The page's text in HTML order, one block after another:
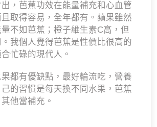
，芭蕉功效在能量補充和心血管
取得容易，全年都有。蘋果雖然
不如芭蕉；橙子維生素C高，但
我個人覺得芭蕉是性價比很高的
忙碌的現代人。
都有優缺點，最好輪流吃，營養
的習慣是每天換不同水果，芭蕉
他當補充。